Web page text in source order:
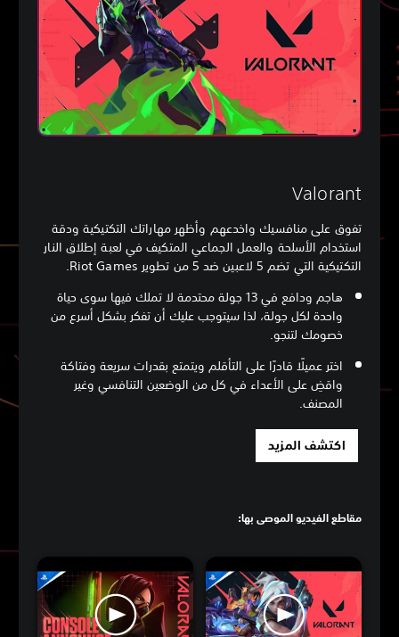
Valorant
تفوق على منافسيك واخدعهم وأظهر مهاراتك التكتيكية ودقة
استخدام الأسلحة والعمل الجماعي المتكيف في لعبة إطلاق النار
التكتيكية التي تضم 5 لاعبين ضد 5 من تطوير Riot Games.
هاجم ودافع في 13 جولة محتدمة لا تملك فيها سوى حياة
واحدة لكل جولة، لذا سيتوجب عليك أن تفكر بشكل أسرع من
خصومك لتنجو.
اختر عميلًا قادرًا على التأقلم ويتمتع بقدرات سريعة وفتاكة
واقضِ على الأعداء في كل من الوضعين التنافسي وغير
المصنف.
اكتشف المزيد
مقاطع الفيديو الموصى بها: